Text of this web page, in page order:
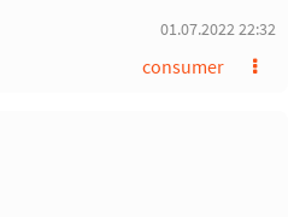
01.07.2022 22:32
consumer